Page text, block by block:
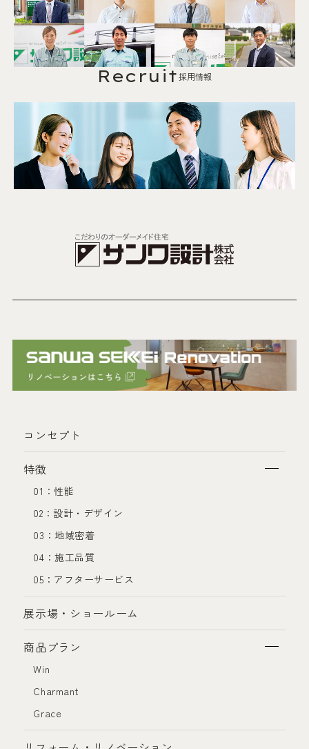
Recruit採用情報
コンセプト
特徴
01：性能
02：設計・デザイン
03：地域密着
04：施工品質
05：アフターサービス
展示場・ショールーム
商品プラン
Win
Charmant
Grace